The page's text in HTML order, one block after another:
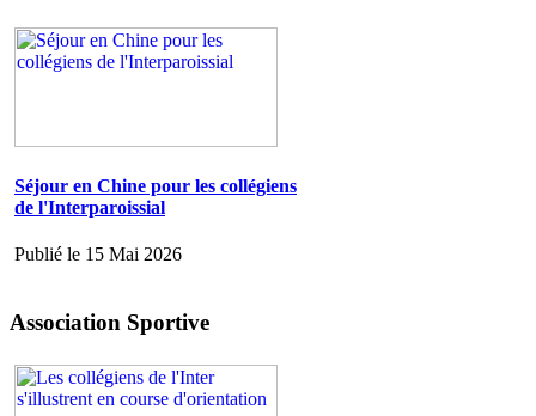
Séjour en Chine pour les collégiens
de l'Interparoissial
Publié le 15 Mai 2026
Association Sportive